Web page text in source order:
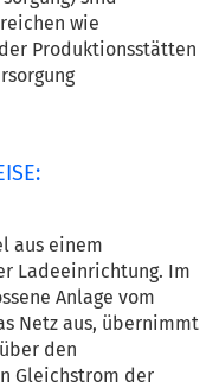
wie
Produktionsstätten
aus einem
Ladeeinrichtung. Im
Anlage vom
Netz aus, übernimmt
den
Gleichstrom der